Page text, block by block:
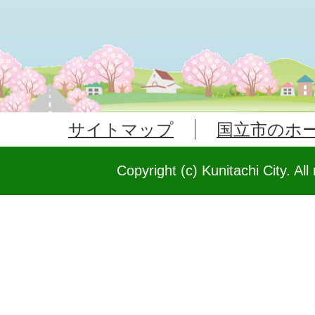
サイトマップ 国立市のホ
Copyright (c) Kunitachi City.